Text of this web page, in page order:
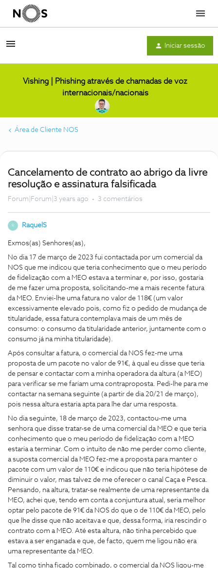
Menu
Iniciar sessão
Vishing | Phishing através de chamadas de voz
internacionais/nacionais
Área de Cliente NOS
Cancelamento de contrato ao abrigo da livre
resolução e assinatura falsificada
Forum|Forum|3 years ago 3 comentários
R RaquelS
Exmos(as) Senhores(as),
No dia 17 de março de 2023 fui contactada por um comercial da
NOS que me indicou que teria conhecimento que o meu período
de fidelização com a MEO estava a terminar e, por isso, gostaria
de me fazer uma proposta, solicitando-me a mais recente fatura
da MEO. Enviei-lhe uma fatura no valor de 118€ (um valor
excessivamente elevado pois, como fiz o pedido de mudança de
titularidade, essa fatura contemplava mais de um mês de
consumo: o consumo da titularidade anterior, juntamente com o
consumo já na minha titularidade).
Após consultar a fatura, o comercial da NOS fez-me uma
proposta de um pacote no valor de 91€, à qual eu disse que teria
de pensar e contactar com a minha operadora da altura (a MEO)
para verificar se me fariam uma contraproposta. Pedi-lhe para me
contactar na semana seguinte (a partir de dia 20/21 de março),
pois nessa altura estaria apta para lhe dar uma resposta.
No dia seguinte, 18 de março de 2023, contactou-me uma
senhora que disse tratar-se de uma comercial da MEO e que teria
conhecimento que o meu período de fidelização com a MEO
estaria a terminar. Com o intuito de não me perder como cliente,
a suposta comercial da MEO fez-me a proposta para manter o
pacote com um valor de 110€ e indicou que não teria hipótese de
diminuir o valor, mas talvez de me oferecer o canal Caça e Pesca.
Pensando, na altura, tratar-se realmente de uma representante da
MEO, achei que, tendo em conta a conjuntura atual, seria melhor
optar pelo pacote de 91€ da NOS do que o de 110€ da MEO, pelo
que lhe disse que não aceitava e que, dessa forma, iria rescindir o
contrato com a MEO. Até esta altura, não tinha percebido que
estava a ser enganada e que, de facto, quem me ligou não era
uma representante da MEO.
Tal como tinha ficado combinado, o comercial da NOS ligou-me